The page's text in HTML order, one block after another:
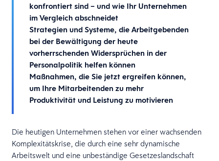
konfrontiert sind – und wie Ihr Unternehmen
im Vergleich abschneidet
Strategien und Systeme, die Arbeitgebenden
bei der Bewältigung der heute
vorherrschenden Widersprüchen in der
Personalpolitik helfen können
Maßnahmen, die Sie jetzt ergreifen können,
um Ihre Mitarbeitenden zu mehr
Produktivität und Leistung zu motivieren
Die heutigen Unternehmen stehen vor einer wachsenden
Komplexitätskrise, die durch eine sehr dynamische
Arbeitswelt und eine unbeständige Gesetzeslandschaft